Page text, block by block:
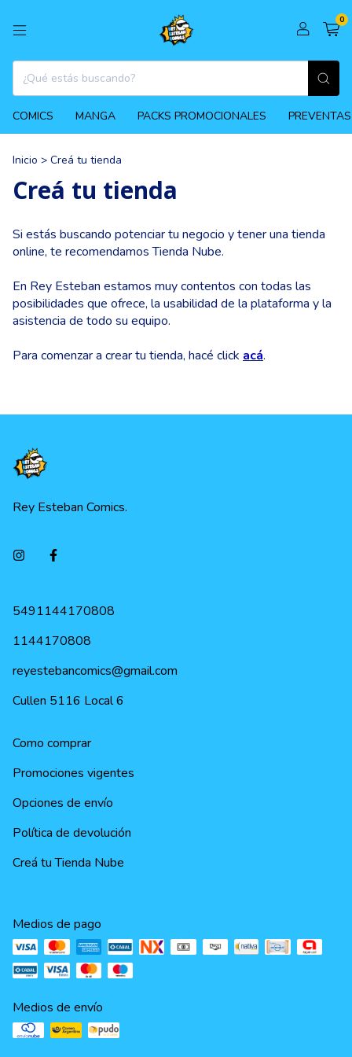
0
COMICS MANGA PACKS PROMOCIONALES PREVENTAS
Inicio > Creá tu tienda
Creá tu tienda
Si estás buscando potenciar tu negocio y tener una tienda
online, te recomendamos Tienda Nube.
En Rey Esteban estamos muy contentos con todas las
posibilidades que ofrece, la usabilidad de la plataforma y la
asistencia de todo su equipo.
Para comenzar a crear tu tienda, hacé click acá.
Rey Esteban Comics.
5491144170808
1144170808
reyestebancomics@gmail.com
Cullen 5116 Local 6
Como comprar
Promociones vigentes
Opciones de envío
Política de devolución
Creá tu Tienda Nube
Medios de pago
Medios de envío